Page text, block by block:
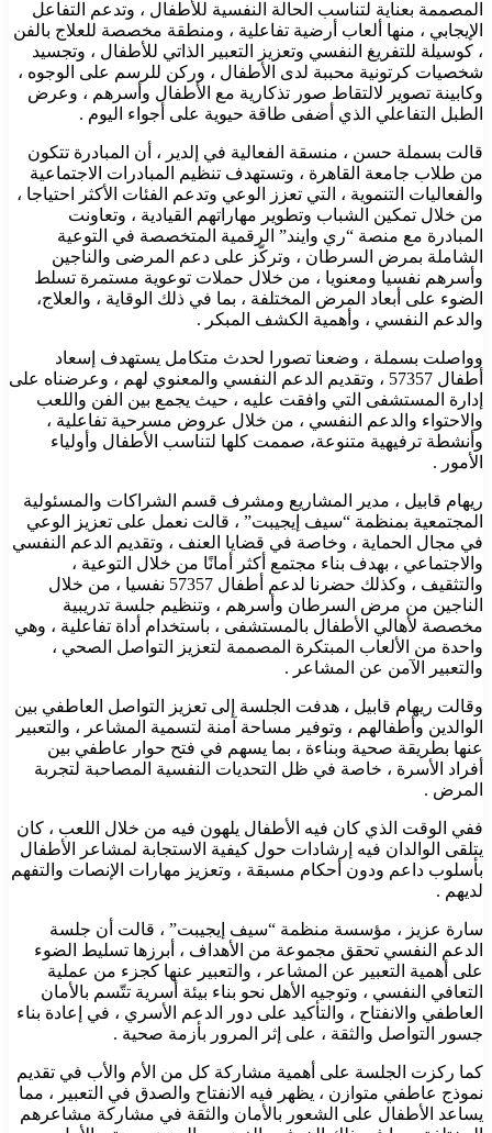
المصممة بعناية لتناسب الحالة النفسية للأطفال ، وتدعم التفاعل
الإيجابي ، منها ألعاب أرضية تفاعلية ، ومنطقة مخصصة للعلاج بالفن
، كوسيلة للتفريغ النفسي وتعزيز التعبير الذاتي للأطفال ، وتجسيد
شخصيات كرتونية محببة لدى الأطفال ، وركن للرسم على الوجوه ،
وكابينة تصوير لالتقاط صور تذكارية مع الأطفال وأسرهم ، وعرض
الطبل التفاعلي الذي أضفى طاقة حيوية على أجواء اليوم .
قالت بسملة حسن ، منسقة الفعالية في إلدير ، أن المبادرة تتكون
من طلاب جامعة القاهرة ، وتستهدف تنظيم المبادرات الاجتماعية
والفعاليات التنموية ، التي تعزز الوعي وتدعم الفئات الأكثر احتياجا ،
من خلال تمكين الشباب وتطوير مهاراتهم القيادية ، وتعاونت
المبادرة مع منصة “ري وايند” الرقمية المتخصصة في التوعية
الشاملة بمرض السرطان ، وتركّز على دعم المرضى والناجين
وأسرهم نفسيا ومعنويا ، من خلال حملات توعوية مستمرة تسلط
الضوء على أبعاد المرض المختلفة ، بما في ذلك الوقاية ، والعلاج،
والدعم النفسي ، وأهمية الكشف المبكر .
وواصلت بسملة ، وضعنا تصورا لحدث متكامل يستهدف إسعاد
أطفال 57357 ، وتقديم الدعم النفسي والمعنوي لهم ، وعرضناه على
إدارة المستشفى التي وافقت عليه ، حيث يجمع بين الفن واللعب
والاحتواء والدعم النفسي ، من خلال عروض مسرحية تفاعلية ،
وأنشطة ترفيهية متنوعة، صممت كلها لتناسب الأطفال وأولياء
الأمور .
ريهام قابيل ، مدير المشاريع ومشرف قسم الشراكات والمسئولية
المجتمعية بمنظمة “سيف إيجيبت” ، قالت نعمل على تعزيز الوعي
في مجال الحماية ، وخاصة في قضايا العنف ، وتقديم الدعم النفسي
والاجتماعي ، بهدف بناء مجتمع أكثر أمانًا من خلال التوعية ،
والتثقيف ، وكذلك حضرنا لدعم أطفال 57357 نفسيا ، من خلال
الناجين من مرض السرطان وأسرهم ، وتنظيم جلسة تدريبية
مخصصة لأهالي الأطفال بالمستشفى ، باستخدام أداة تفاعلية ، وهي
واحدة من الألعاب المبتكرة المصممة لتعزيز التواصل الصحي ،
والتعبير الآمن عن المشاعر .
وقالت ريهام قابيل ، هدفت الجلسة إلى تعزيز التواصل العاطفي بين
الوالدين وأطفالهم ، وتوفير مساحة آمنة لتسمية المشاعر ، والتعبير
عنها بطريقة صحية وبناءة ، بما يسهم في فتح حوار عاطفي بين
أفراد الأسرة ، خاصة في ظل التحديات النفسية المصاحبة لتجربة
المرض .
ففي الوقت الذي كان فيه الأطفال يلهون فيه من خلال اللعب ، كان
يتلقى الوالدان فيه إرشادات حول كيفية الاستجابة لمشاعر الأطفال
بأسلوب داعم ودون أحكام مسبقة ، وتعزيز مهارات الإنصات والتفهم
لديهم .
سارة عزيز ، مؤسسة منظمة “سيف إيجيبت” ، قالت أن جلسة
الدعم النفسي تحقق مجموعة من الأهداف ، أبرزها تسليط الضوء
على أهمية التعبير عن المشاعر ، والتعبير عنها كجزء من عملية
التعافي النفسي ، وتوجيه الأهل نحو بناء بيئة أسرية تتّسم بالأمان
العاطفي والانفتاح ، والتأكيد على دور الدعم الأسري ، في إعادة بناء
جسور التواصل والثقة ، على إثر المرور بأزمة صحية .
كما ركزت الجلسة على أهمية مشاركة كل من الأم والأب في تقديم
نموذج عاطفي متوازن ، يظهر فيه الانفتاح والصدق في التعبير ، مما
يساعد الأطفال على الشعور بالأمان والثقة في مشاركة مشاعرهم